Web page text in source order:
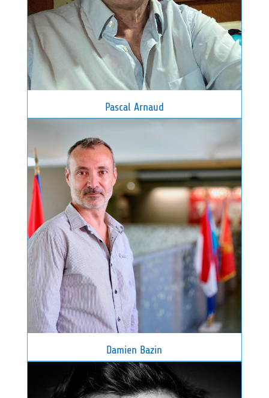
Pascal Arnaud
Damien Bazin